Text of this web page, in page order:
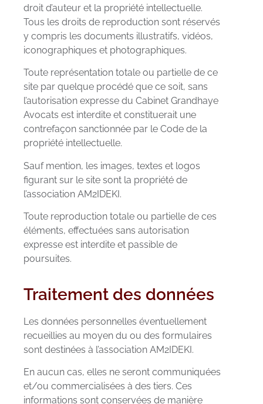
droit d’auteur et la propriété intellectuelle.
Tous les droits de reproduction sont réservés
y compris les documents illustratifs, vidéos,
iconographiques et photographiques.
Toute représentation totale ou partielle de ce
site par quelque procédé que ce soit, sans
l’autorisation expresse du Cabinet Grandhaye
Avocats est interdite et constituerait une
contrefaçon sanctionnée par le Code de la
propriété intellectuelle.
Sauf mention, les images, textes et logos
figurant sur le site sont la propriété de
l’association AM2IDEKI.
Toute reproduction totale ou partielle de ces
éléments, effectuées sans autorisation
expresse est interdite et passible de
poursuites.
Traitement des données
Les données personnelles éventuellement
recueillies au moyen du ou des formulaires
sont destinées à l’association AM2IDEKI.
En aucun cas, elles ne seront communiquées
et/ou commercialisées à des tiers. Ces
informations sont conservées de manière